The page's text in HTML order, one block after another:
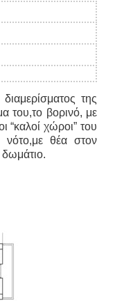
της
του,το βορινό, με
χώροι” του
θέα στον
δωμάτιο.